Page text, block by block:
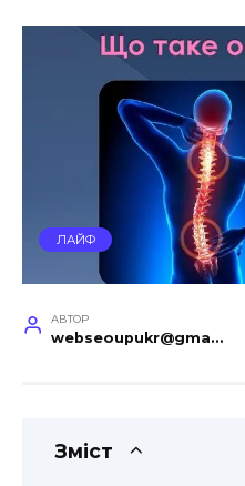
ЛАЙФ
АВТОР
webseoupukr@gmail.com
Зміст